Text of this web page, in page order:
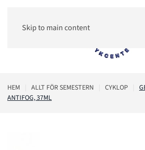
Skip to main content
HEM ALLT FÖR SEMESTERN CYKLOP
ANTIFOG, 37ML